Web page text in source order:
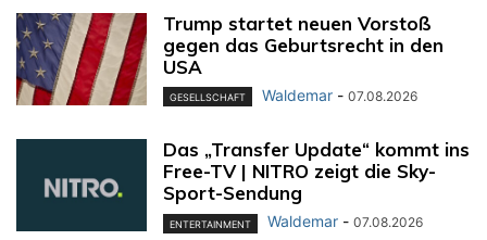
Trump startet neuen Vorstoß
gegen das Geburtsrecht in den
USA
GESELLSCHAFT Waldemar - 07.08.2026
Das „Transfer Update“ kommt ins
Free-TV | NITRO zeigt die Sky-
Sport-Sendung
ENTERTAINMENT Waldemar - 07.08.2026